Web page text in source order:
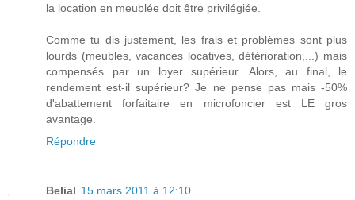
la location en meublée doit être privilégiée.
Comme tu dis justement, les frais et problèmes sont plus
lourds (meubles, vacances locatives, détérioration,...) mais
compensés par un loyer supérieur. Alors, au final, le
rendement est-il supérieur? Je ne pense pas mais -50%
d'abattement forfaitaire en microfoncier est LE gros
avantage.
Répondre
Belial 15 mars 2011 à 12:10